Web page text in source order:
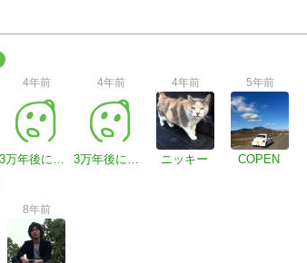
4年前
3万年後に教員になる人
4年前
3万年後に教員になる人
4年前
ニッキー
5年前
COPEN
8年前